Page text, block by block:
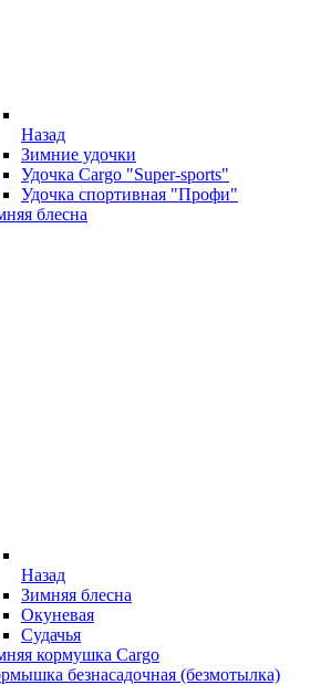
Назад
Зимние удочки
Удочка Cargo "Super-sports"
Удочка спортивная "Профи"
блесна
Назад
Зимняя блесна
Окуневая
Судачья
кормушка Cargo
безнасадочная (безмотылка)